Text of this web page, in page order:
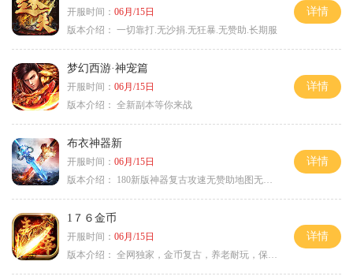
开服时间： 06月/15日
版本介绍： 一切靠打.无沙捐.无狂暴.无赞助.长期服
详情
梦幻西游·神宠篇
开服时间： 06月/15日
版本介绍： 全新副本等你来战
详情
布衣神器新
开服时间： 06月/15日
版本介绍：
180新版神器复古攻速无赞助地图无排行
详情
1７６金币
开服时间： 06月/15日
版本介绍： 全网独家，金币复古，养老耐玩，保底回収
详情